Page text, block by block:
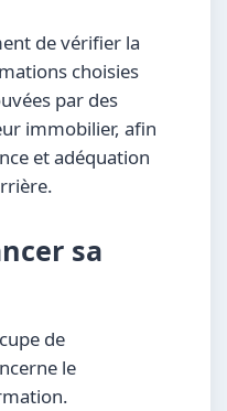
de vérifier la
choisies
par des
immobilier, afin
et adéquation
sa
de
le